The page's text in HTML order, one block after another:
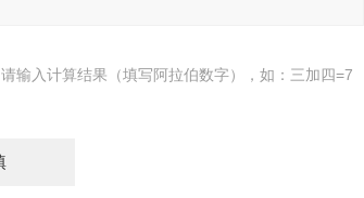
请输入计算结果（填写阿拉伯数字），如：三加四=7